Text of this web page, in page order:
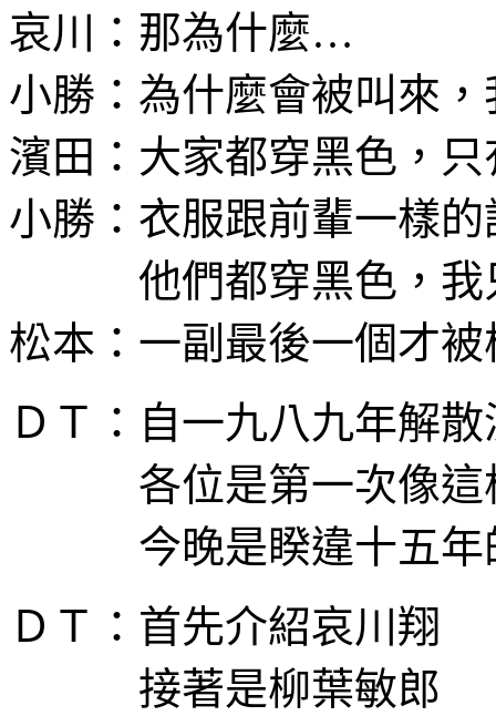
哀川：那為什麼…
小勝：為什麼會被叫來
濱田：大家都穿黑色，
小勝：衣服跟前輩一樣的
他們都穿黑色，我
松本：一副最後一個才
ＤＴ：自一九八九年解
各位是第一次像這
今晚是睽違十五年
ＤＴ：首先介紹哀川翔
接著是柳葉敏郎